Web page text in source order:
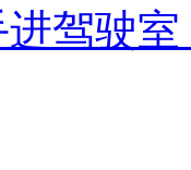
驾驶